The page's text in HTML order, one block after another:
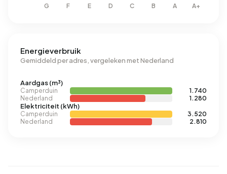
Energieverbruik
Gemiddeld per adres, vergeleken met Nederland
Aardgas (m³)
Camperduin
1.740
Nederland
1.280
Elektriciteit (kWh)
Camperduin
3.520
Nederland
2.810